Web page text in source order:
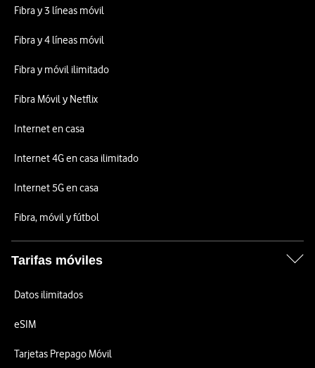
Fibra y 3 líneas móvil
Fibra y 4 líneas móvil
Fibra y móvil ilimitado
Fibra Móvil y Netflix
Internet en casa
Internet 4G en casa ilimitado
Internet 5G en casa
Fibra, móvil y fútbol
Tarifas móviles
Datos ilimitados
eSIM
Tarjetas Prepago Móvil